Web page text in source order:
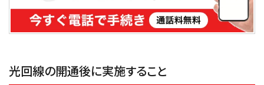
光回線の開通後に実施すること